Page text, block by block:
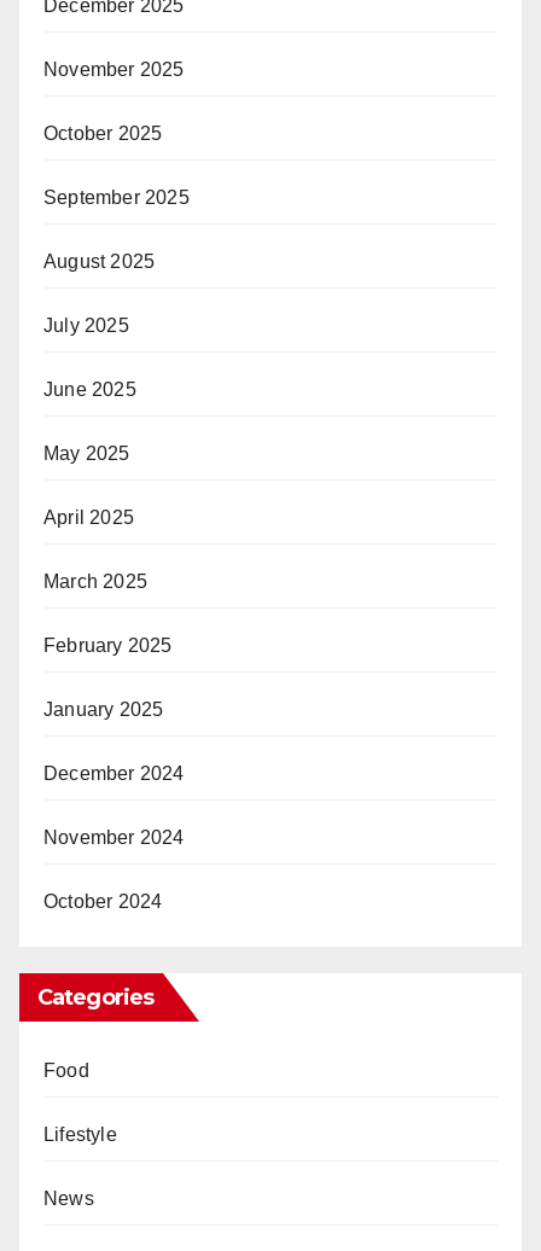
December 2025
November 2025
October 2025
September 2025
August 2025
July 2025
June 2025
May 2025
April 2025
March 2025
February 2025
January 2025
December 2024
November 2024
October 2024
Categories
Food
Lifestyle
News